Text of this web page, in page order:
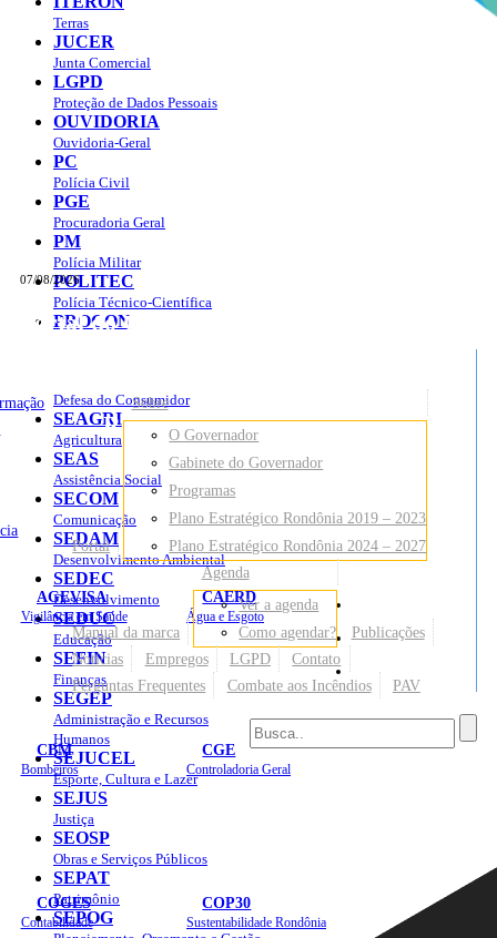
07/08/2026
Portal do Governo do
Rondônia
AGEVISA
Vigilância em Saúde
CAERD
Água e Esgoto
CBM
Bombeiros
CGE
Controladoria Geral
COGES
Contabilidade
COP30
Sustentabilidade Rondônia
Sites
Portal
Sobre
O Governador
Gabinete do Governador
Programas
Plano Estratégico Rondônia 2019 – 2023
Plano Estratégico Rondônia 2024 – 2027
Manual da marca
Agenda
Ver a agenda
Como agendar?
Publicações
Notícias
Empregos LGPD
Contato
Perguntas Frequentes
Combate aos Incêndios PAV
Terras
JUCER
Junta Comercial
LGPD
Proteção de Dados Pessoais
OUVIDORIA
Ouvidoria-Geral
PC
Polícia Civil
PGE
Procuradoria Geral
PM
Polícia Militar
POLITEC
Polícia Técnico-Científica
PROCON
Defesa do Consumidor
SEAGRI
Agricultura
SEAS
Assistência Social
SECOM
Comunicação
SEDAM
Desenvolvimento Ambiental
SEDEC
Desenvolvimento
SEDUC
Educação
SEFIN
Finanças
SEGEP
Administração e Recursos
Humanos
SEJUCEL
Esporte, Cultura e Lazer
SEJUS
Justiça
SEOSP
Obras e Serviços Públicos
SEPAT
Patrimônio
SEPOG